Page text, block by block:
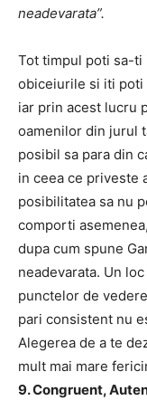
neadevarata”.
Tot timpul poti sa-
obiceiurile si iti poti
iar prin acest lucru
oamenilor din jurul
posibil sa para din
in ceea ce priveste
posibilitatea sa nu
comporti
dupa cum spune
neadevarata. Un
punctelor de
pari consistent nu
Alegerea de a te
mult mai mare
9. Congruent,